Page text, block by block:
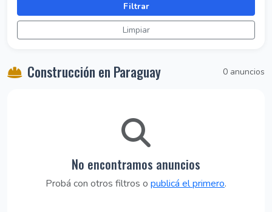
Filtrar
Limpiar
Construcción en Paraguay 0 anuncios
No encontramos anuncios
Probá con otros filtros o publicá el primero.